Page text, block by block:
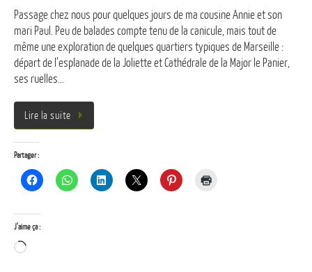
Passage chez nous pour quelques jours de ma cousine Annie et son
mari Paul. Peu de balades compte tenu de la canicule, mais tout de
même une exploration de quelques quartiers typiques de Marseille :
départ de l’esplanade de la Joliette et Cathédrale de la Major le Panier,
ses ruelles…
Lire la suite
Partager :
J’aime ça :
Chargement…